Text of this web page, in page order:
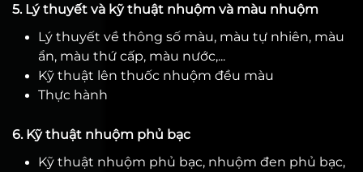
5. Lý thuyết và kỹ thuật nhuộm và màu nhuộm
Lý thuyết về thông số màu, màu tự nhiên, màu
ẩn, màu thứ cấp, màu nước,...
Kỹ thuật lên thuốc nhuộm đều màu
Thực hành
6. Kỹ thuật nhuộm phủ bạc
Kỹ thuật nhuộm phủ bạc, nhuộm đen phủ bạc,